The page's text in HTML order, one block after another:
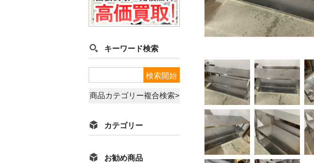
キーワード検索
商品カテゴリー複合検索>
カテゴリー
お勧め商品